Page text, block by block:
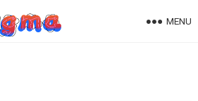
MENU